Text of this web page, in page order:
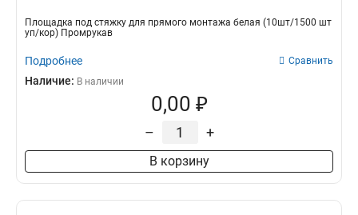
Площадка под стяжку для прямого монтажа белая (10шт/1500 шт
уп/кор) Промрукав
Подробнее Сравнить
Наличие: В наличии
0,00 ₽
– +
В корзину